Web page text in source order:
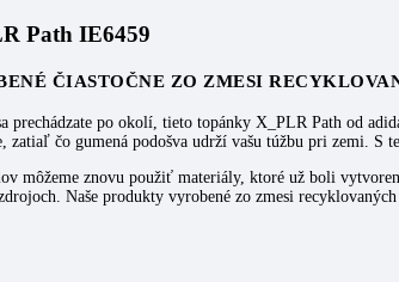
Path IE6459
ČIASTOČNE ZO ZMESI
prechádzate po okolí, tieto topánky X_PLR Path od
zatiaľ čo gumená podošva udrží vašu túžbu pri zemi.
môžeme znovu použiť materiály, ktoré už boli
Naše produkty vyrobené zo zmesi